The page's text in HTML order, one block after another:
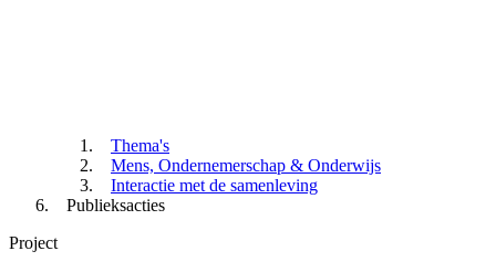
Thema's
Mens, Ondernemerschap & Onderwijs
Interactie met de samenleving
Publieksacties
Project